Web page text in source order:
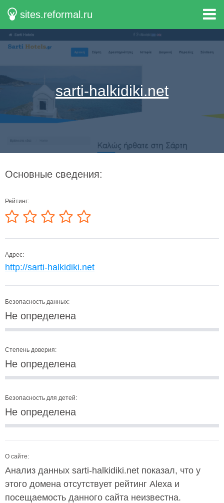
sites.reformal.ru
sarti-halkidiki.net
Основные сведения:
Рейтинг:
Адрес:
http://sarti-halkidiki.net
Безопасность данных:
Не определена
Степень доверия:
Не определена
Безопасность для детей:
Не определена
О сайте:
Анализ данных sarti-halkidiki.net показал, что у
этого домена отсутствует рейтинг Alexa и
посещаемость данного сайта неизвестна.